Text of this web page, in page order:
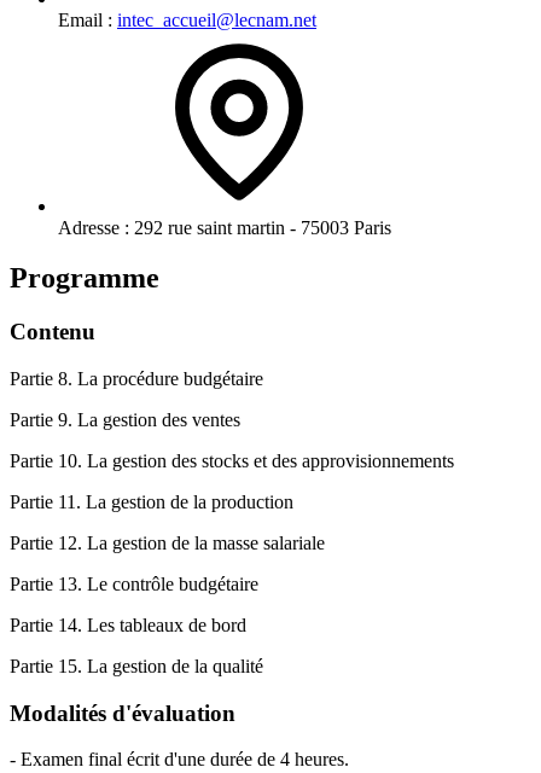
Email : intec_accueil@lecnam.net
Adresse : 292 rue saint martin - 75003 Paris
Programme
Contenu
Partie 8. La procédure budgétaire
Partie 9. La gestion des ventes
Partie 10. La gestion des stocks et des approvisionnements
Partie 11. La gestion de la production
Partie 12. La gestion de la masse salariale
Partie 13. Le contrôle budgétaire
Partie 14. Les tableaux de bord
Partie 15. La gestion de la qualité
Modalités d'évaluation
- Examen final écrit d'une durée de 4 heures.